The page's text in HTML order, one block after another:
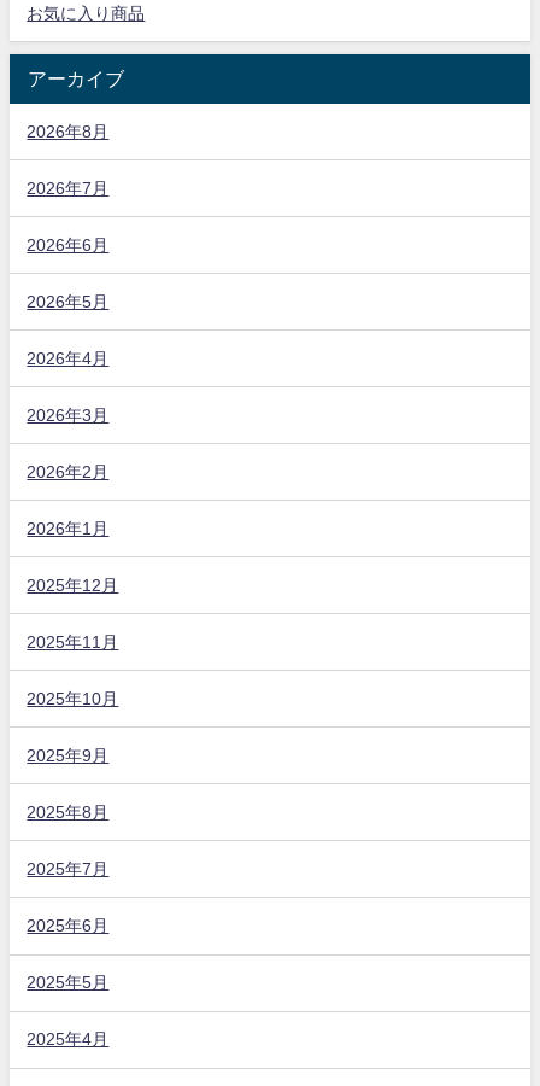
お気に入り商品
アーカイブ
2026年8月
2026年7月
2026年6月
2026年5月
2026年4月
2026年3月
2026年2月
2026年1月
2025年12月
2025年11月
2025年10月
2025年9月
2025年8月
2025年7月
2025年6月
2025年5月
2025年4月